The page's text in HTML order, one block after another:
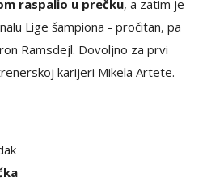
raspalio u prečku, a zatim je
Lige šampiona - pročitan, pa
Ramsdejl. Dovoljno za prvi
karijeri Mikela Artete.